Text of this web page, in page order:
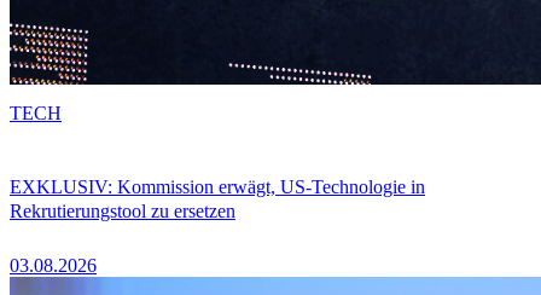
EXKLUSIV: Kommission erwägt, US-Technologie in
Rekrutierungstool zu ersetzen
03.08.2026
TECH